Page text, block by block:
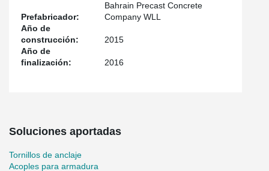
Prefabricador:
Bahrain Precast Concrete
Company WLL
Año de
construcción:
2015
Año de
finalización:
2016
Soluciones aportadas
Tornillos de anclaje
Acoples para armadura